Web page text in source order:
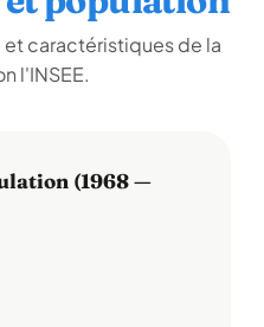
caractéristiques de la
l'INSEE.
(1968 —